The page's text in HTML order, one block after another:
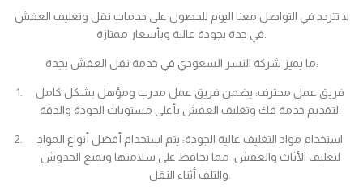
لا تتردد في التواصل معنا اليوم للحصول على خدمات نقل وتغليف العفش
في جدة بجودة عالية وبأسعار ممتازة.
ما يميز شركة النسر السعودي في خدمة نقل العفش بجدة:
فريق عمل محترف: يضمن فريق عمل مدرب ومؤهل بشكل كامل
لتقديم خدمة فك وتغليف العفش بأعلى مستويات الجودة والدقة.
استخدام مواد التغليف عالية الجودة: يتم استخدام أفضل أنواع المواد
لتغليف الأثاث والعفش، مما يحافظ على سلامتها ويمنع الخدوش
والتلف أثناء النقل.